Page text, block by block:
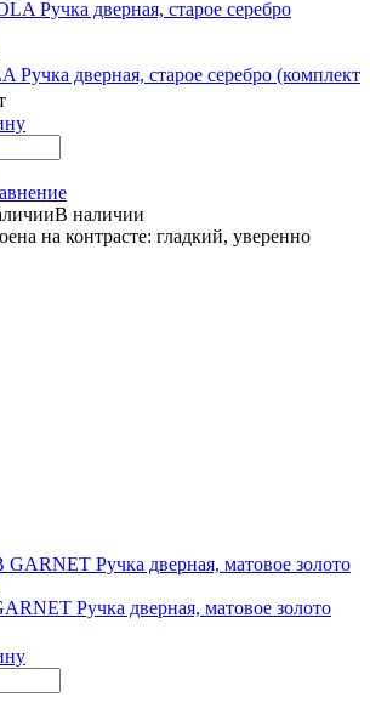
Ручка дверная, старое серебро (комплект
В наличии
на контрасте: гладкий, уверенно
Ручка дверная, матовое золото